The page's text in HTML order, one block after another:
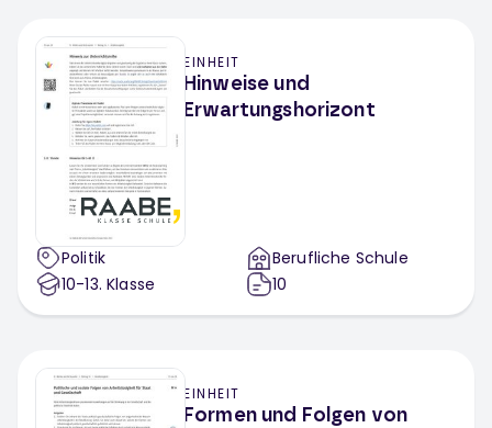
EINHEIT
Hinweise und
Erwartungshorizont
Politik
10-13. Klasse
Berufliche Schule
10
EINHEIT
Formen und Folgen von